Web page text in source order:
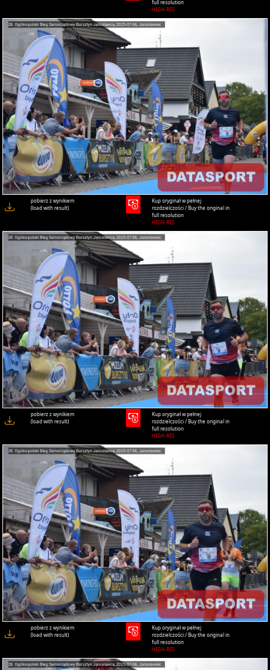
full resolution
HIGH-RES
pobierz z wynikiem
(load with result)
Kup oryginał w pełnej
rozdzielczości / Buy the original in
full resolution
HIGH-RES
pobierz z wynikiem
(load with result)
Kup oryginał w pełnej
rozdzielczości / Buy the original in
full resolution
HIGH-RES
pobierz z wynikiem
(load with result)
Kup oryginał w pełnej
rozdzielczości / Buy the original in
full resolution
HIGH-RES